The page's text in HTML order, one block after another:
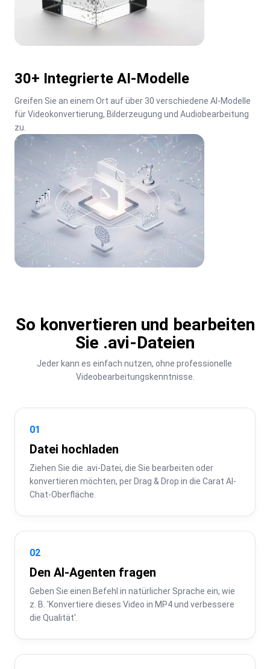
30+ Integrierte AI-Modelle
Greifen Sie an einem Ort auf über 30 verschiedene AI-Modelle
für Videokonvertierung, Bilderzeugung und Audiobearbeitung
zu.
So konvertieren und bearbeiten
Sie .avi-Dateien
Jeder kann es einfach nutzen, ohne professionelle
Videobearbeitungskenntnisse.
01
Datei hochladen
Ziehen Sie die .avi-Datei, die Sie bearbeiten oder
konvertieren möchten, per Drag & Drop in die Carat AI-
Chat-Oberfläche.
02
Den AI-Agenten fragen
Geben Sie einen Befehl in natürlicher Sprache ein, wie
z. B. 'Konvertiere dieses Video in MP4 und verbessere
die Qualität'.